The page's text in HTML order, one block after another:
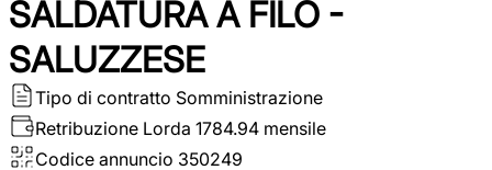
SALDATURA A FILO -
SALUZZESE
Tipo di contratto Somministrazione
Retribuzione Lorda 1784.94 mensile
Codice annuncio 350249